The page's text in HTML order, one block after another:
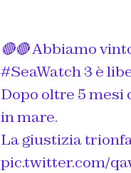
🔴🔴 Abbiamo
#SeaWatch3 è
Dopo oltre 5
in mare.
La giustizia
pic.twitter.com/